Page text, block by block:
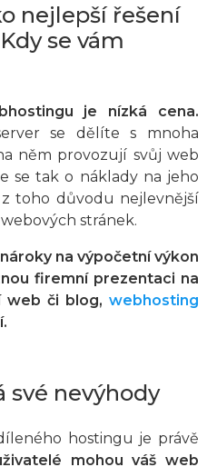
nejlepší řešení
se vám
je nízká cena.
se dělíte s mnoha
něm provozují svůj web
se tak o náklady na jeho
toho důvodu nejlevnější
stránek.
na výpočetní výkon
firemní prezentaci na
web či blog, webhosting
své nevýhody
hostingu je právě
mohou váš web